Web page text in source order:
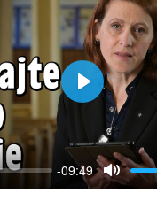
-09:49
Mute
Play